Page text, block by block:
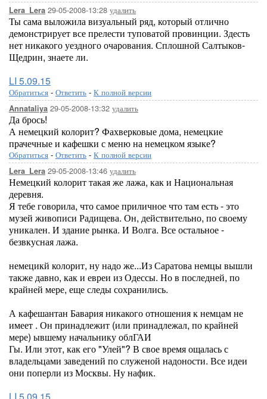
Lera_Lera 29-05-2008-13:28 удалить
Ты сама выложила визуальный ряд, который отлично
демонстрирует все прелести туповатой провинции. Здесть
нет никакого уездного очарования. Сплошной Салтыков-
Щедрин, знаете ли.
LI 5.09.15
Обратиться - Ответить - К полной версии
Annataliya 29-05-2008-13:32 удалить
Да брось!
А немецкий колорит? Фахверковые дома, немецкие
прачечные и кафешки с меню на немецком языке?
Обратиться - Ответить - К полной версии
Lera_Lera 29-05-2008-13:46 удалить
Немецкий колорит такая же лажа, как и Национальная
деревня.
Я тебе говорила, что самое приличное что там есть - это
музей живописи Радищева. Он, действительно, по своему
уникален. И здание рынка. И Волга. Все остальное -
безвкусная лажа.
немецикй колорит, ну надо же...Из Саратова немцы вышли
также давно, как и евреи из Одессы. Но в последней, по
крайней мере, еще следы сохранились.
А кафешантан Бавария никакого отношения к немцам не
имеет . Он принадлежит (или принадлежал, по крайней
мере) ывшему начальнику облГАИ
Гы. Или этот, как его "Улей"? В свое время ощалась с
владельцами заведений по служеной надоности. Все идеи
они поперли из Москвы. Ну нафик.